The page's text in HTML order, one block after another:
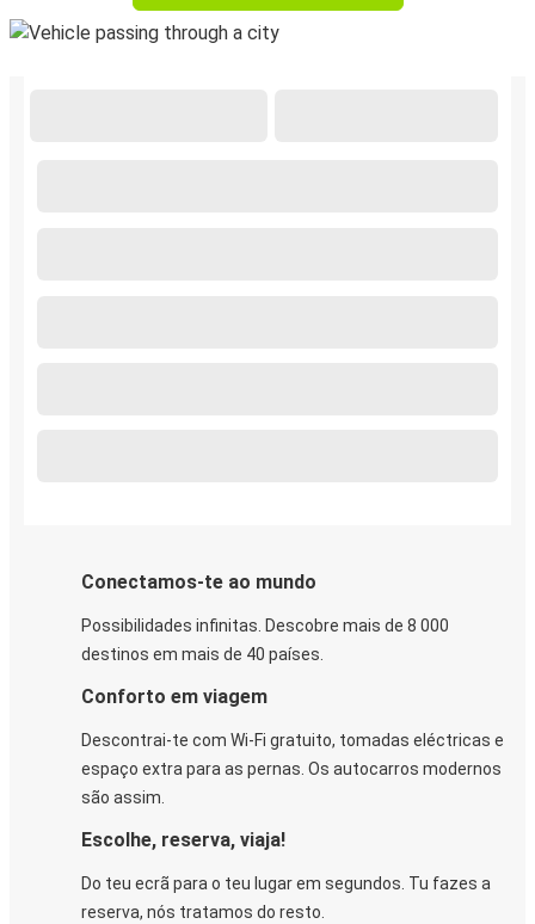
Conectamos-te ao mundo
Possibilidades infinitas. Descobre mais de 8 000
destinos em mais de 40 países.
Conforto em viagem
Descontrai-te com Wi-Fi gratuito, tomadas eléctricas e
espaço extra para as pernas. Os autocarros modernos
são assim.
Escolhe, reserva, viaja!
Do teu ecrã para o teu lugar em segundos. Tu fazes a
reserva, nós tratamos do resto.